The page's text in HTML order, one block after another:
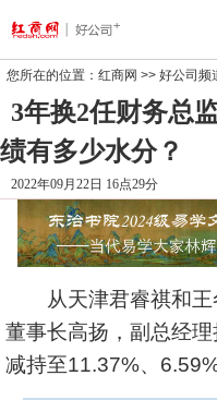
您所在的位置： 红商网 >> 好公司频
3年换2任财务总
绩有多少水分？
2022年09月22日 16点29分
从天津君睿祺和王
董事长高扬，副总经
减持至11.37%、6.59%